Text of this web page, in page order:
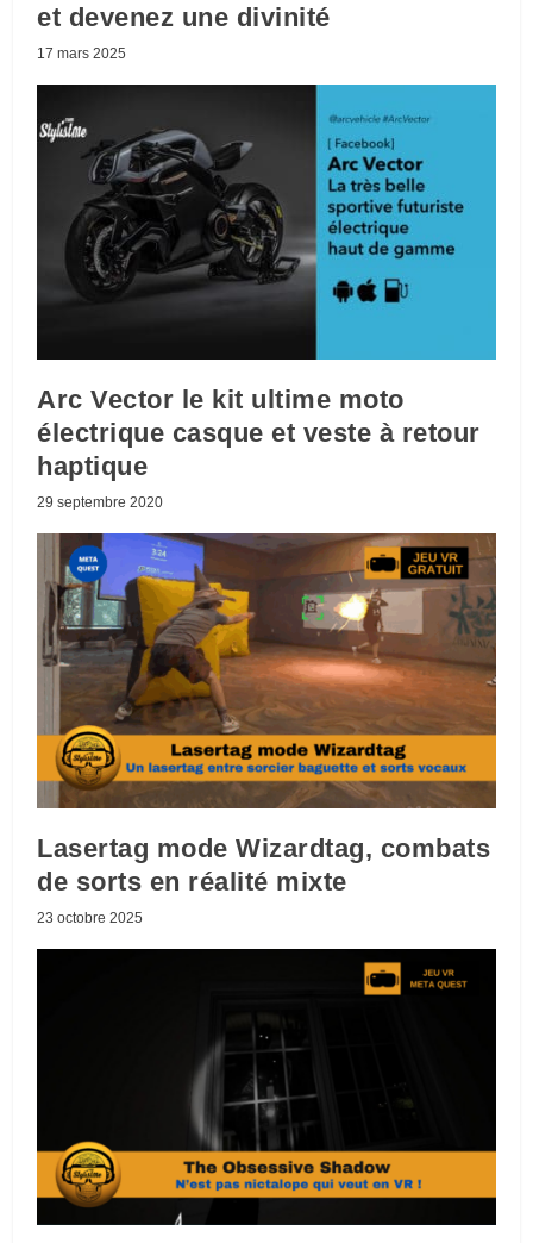
et devenez une divinité
17 mars 2025
Arc Vector le kit ultime moto
électrique casque et veste à retour
haptique
29 septembre 2020
Lasertag mode Wizardtag, combats
de sorts en réalité mixte
23 octobre 2025